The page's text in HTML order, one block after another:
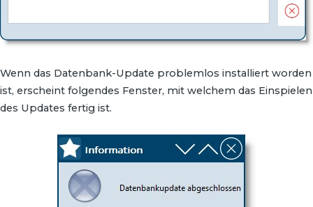
Wenn das Datenbank-Update problemlos installiert worden
ist, erscheint folgendes Fenster, mit welchem das Einspielen
des Updates fertig ist.